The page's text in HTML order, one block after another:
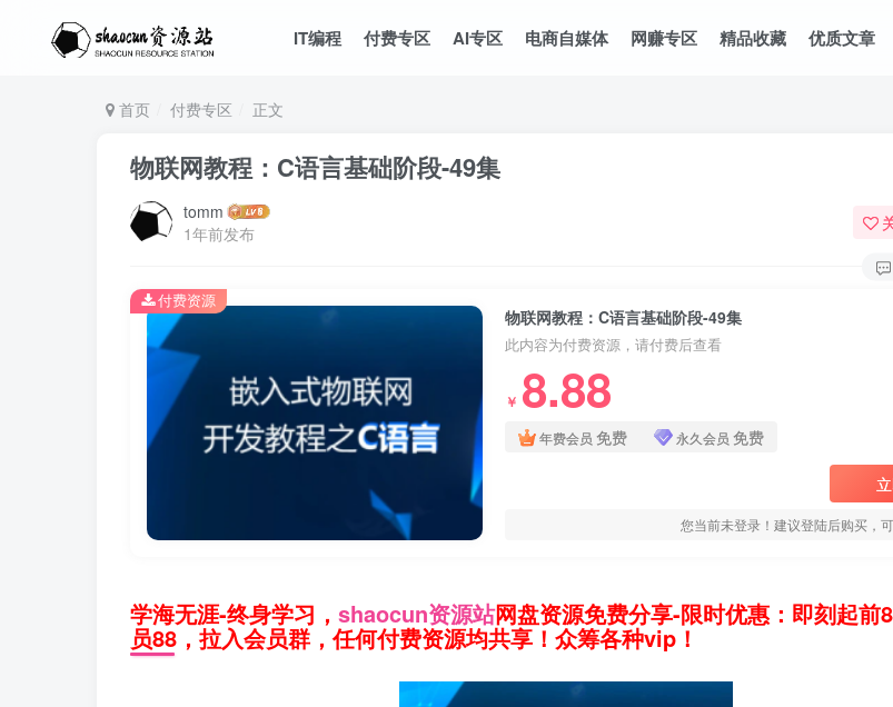
IT编程 付费专区 AI专区 电商自媒体 网赚专区 精品收藏 优质文章
首页 付费专区 正文
物联网教程：C语言基础阶段-49集
tomm
1年前发布
物联网教程：C语言基础阶段-49集
此内容为付费资源，请付费后查看
￥ 8.88
年费会员 免费 永久会员 免费
您当前未登录！建议登陆后购买，
付费资源
学海无涯-终身学习， shaocun资源站网盘资源免费分享-限时优惠：即刻起前
员88，拉入会员群，任何付费资源均共享！众筹各种vip！